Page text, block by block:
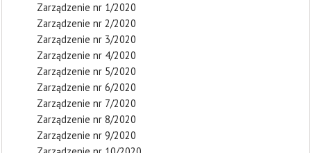
Zarządzenie nr 1/2020
Zarządzenie nr 2/2020
Zarządzenie nr 3/2020
Zarządzenie nr 4/2020
Zarządzenie nr 5/2020
Zarządzenie nr 6/2020
Zarządzenie nr 7/2020
Zarządzenie nr 8/2020
Zarządzenie nr 9/2020